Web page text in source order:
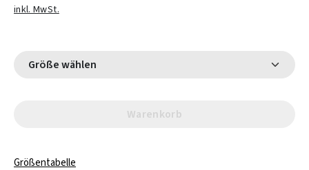
inkl. MwSt.
Größe wählen
Warenkorb
Größentabelle